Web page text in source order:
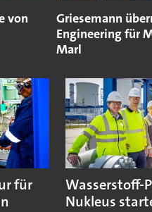
von
Griesemann
Engineering für
Marl
für
Wasserstoff-
Nukleus